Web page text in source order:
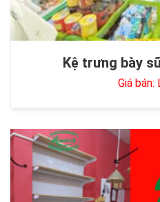
Kệ trưng bày
Giá bán: